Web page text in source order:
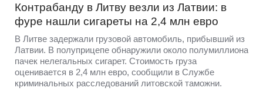
Контрабанду в Литву везли из Латвии: в
фуре нашли сигареты на 2,4 млн евро
В Литве задержали грузовой автомобиль, прибывший из
Латвии. В полуприцепе обнаружили около полумиллиона
пачек нелегальных сигарет. Стоимость груза
оценивается в 2,4 млн евро, сообщили в Службе
криминальных расследований литовской таможни.